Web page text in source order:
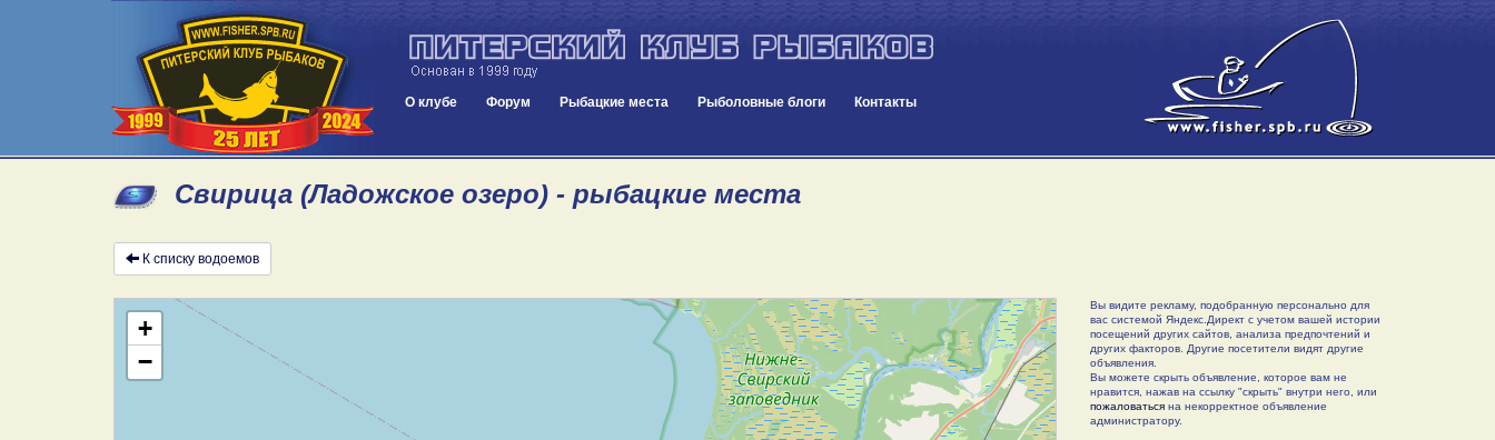
О клубе Форум Рыбацкие места Рыболовные блоги Контакты
Свирица (Ладожское озеро) - рыбацкие места
К списку водоемов
+
−
Вы видите рекламу, подобранную персонально для
вас системой Яндекс.Директ с учетом вашей истории
посещений других сайтов, анализа предпочтений и
других факторов. Другие посетители видят другие
объявления.
Вы можете скрыть объявление, которое вам не
нравится, нажав на ссылку "скрыть" внутри него, или
пожаловатьсяна некорректное объявление
администратору.